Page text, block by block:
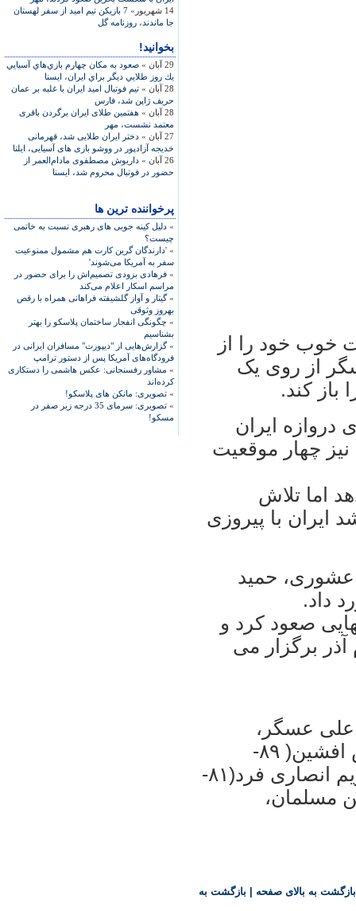
14 شهریور»
7 بازيكن تيم اميد از سفر لهستان
جا ماندند، روزنامه گل
بخوانید!
29 آبان »
صعود به مكان چهارم بازي‌هاي آسيايي
يك روز طلايي ديگر براي ايران، ايسنا
28 آبان »
تيم فوتبال اميد ايران با غلبه بر عمان
حريف ژاپن شد، فارس
28 آبان »
هفتمين طلای ايران برگردن باقری
معتمد نشست، مهر
27 آبان »
دختر ايران طلايی شد، قهرمانی
خديجه آزادپور در ووشو بازی های آسيايی، ايلنا
26 آبان »
داريوش مصطفوی مادام‌العمر از
حضور در فوتبال محروم شد، ايسنا
پرخواننده ترین ها
» دلیل کینه جویی های رهبری نسبت به خاتمی
چیست؟
» 'دارندگان گرین کارت هم مشمول ممنوعیت
سفر به آمریکا می‌شوند'
» فرهادی بزودی تصمیم‌اش را برای حضور در
مراسم اسکار اعلام می‌کند
»گیتار و آواز گلشیفته فراهانی همراه با رقص
بهروز وثوقی
» چگونگی انفجار ساختمان پلاسکو را بهتر
بشناسیم
»گزارش‌هایی از "دیپورت" مسافران ایرانی در
فرودگاه‌های آمریکا پس از دستور ترامپ
» مشاور رفسنجانی: عکس هاشمی را دستکاری
کرده‌اند
» تصویری: مانکن های پلاسکو!
»
تصویری: سرمای 35 درجه زیر صفر در
مسکو!
خوب خود را از
علی عسگر از روی يک
باز کند.
دروازه ايران
چهار موقعيت
اما تلاش
ايران با پيروزی
عشوری، حميد
داد.
صعود کرد و
برگزار می
علی عسگر،
احسان حاج صفی، سيد رضا طلبه، آرش افشين( ۸۹-
مسعود ابراهيم زاده)، سينا عشوری، کريم انصاری فرد(۸۱-
مسلمان،
بازگشت به بالای صفحه بازگشت به